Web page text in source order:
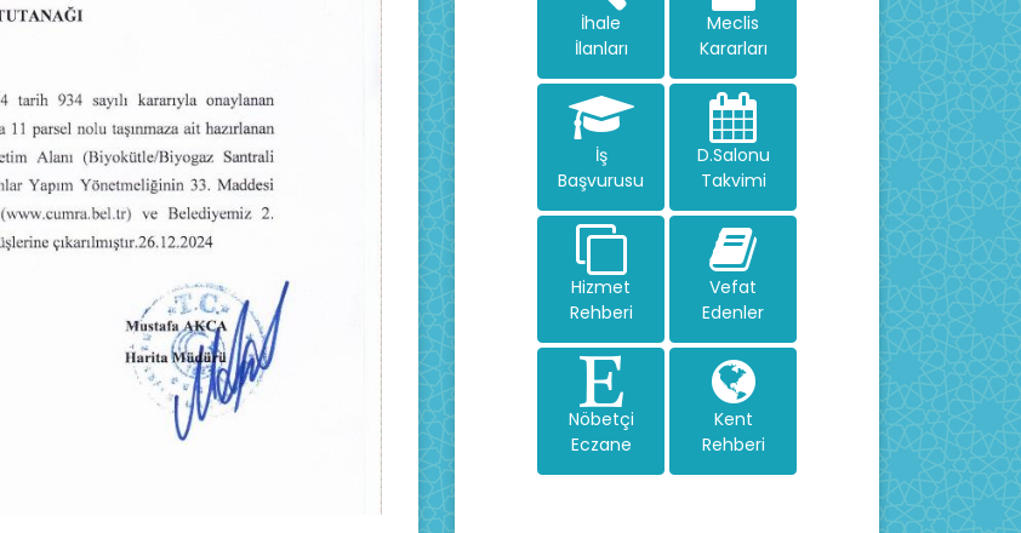
İhale
İlanları
Meclis
Kararları
İş
Başvurusu
D.Salonu
Takvimi
Hizmet
Rehberi
Vefat
Edenler
Nöbetçi
Eczane
Kent
Rehberi